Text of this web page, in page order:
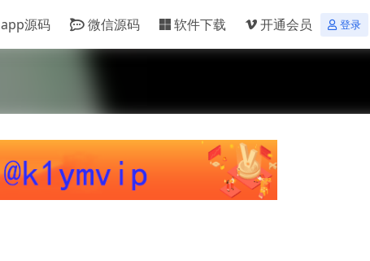
app源码 微信源码 软件下载 开通会员 登录